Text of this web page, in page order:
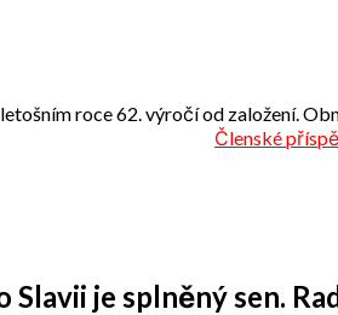
roce 62. výročí od založení.
Členské
je splněný sen.